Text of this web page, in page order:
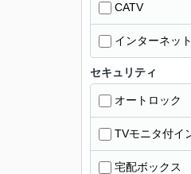
CATV
インターネッ
セキュリティ
オートロック
TVモニタ付イ
宅配ボックス